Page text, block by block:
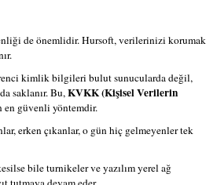
de önemlidir. Hursoft, verilerinizi korumak
kimlik bilgileri bulut sunucularda değil,
saklanır. Bu,KVKK (Kişisel Verilerin
en güvenli yöntemdir.
erken çıkanlar, o gün hiç gelmeyenler tek
bile turnikeler ve yazılım yerel ağ